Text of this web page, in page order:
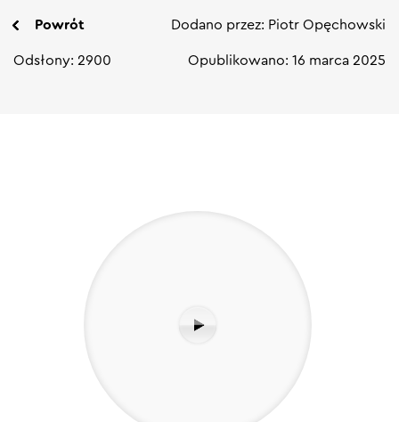
Powrót Dodano przez: Piotr Opęchowski
Odsłony: 2900 Opublikowano: 16 marca 2025